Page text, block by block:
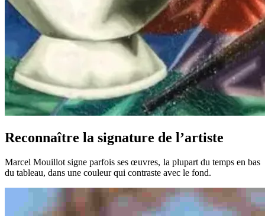
Reconnaître la signature de l’artiste
Marcel Mouillot signe parfois ses œuvres, la plupart du temps en bas
du tableau, dans une couleur qui contraste avec le fond.